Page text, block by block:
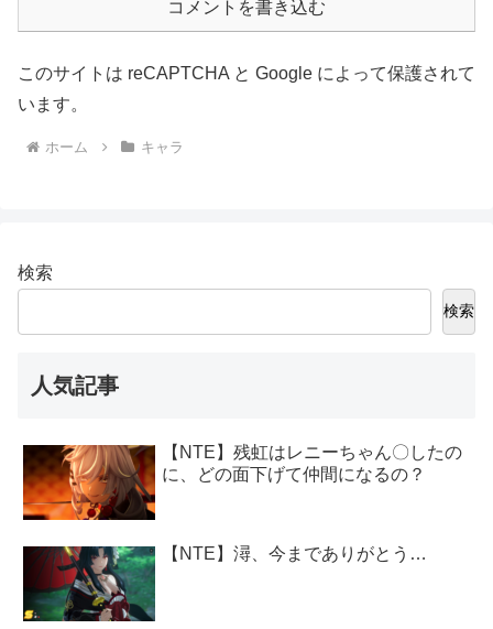
コメントを書き込む
このサイトは reCAPTCHA と Google によって保護されて
います。
ホーム キャラ
検索
検索
人気記事
【NTE】残虹はレニーちゃん〇したの
に、どの面下げて仲間になるの？
【NTE】潯、今までありがとう…